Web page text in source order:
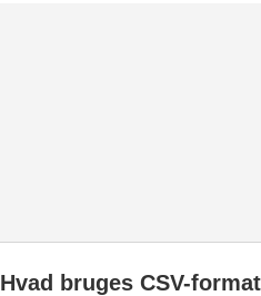
Hvad bruges CSV-